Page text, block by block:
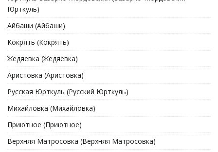
Юрткуль)
Айбаши (Айбаши)
Кокрять (Кокрять)
Жедяевка (Жедяевка)
Аристовка (Аристовка)
Русская Юрткуль (Русский Юрткуль)
Михайловка (Михайловка)
Приютное (Приютное)
Верхняя Матросовка (Верхняя Матросовка)